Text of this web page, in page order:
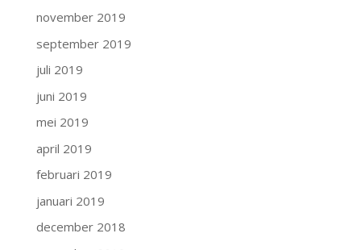
november 2019
september 2019
juli 2019
juni 2019
mei 2019
april 2019
februari 2019
januari 2019
december 2018